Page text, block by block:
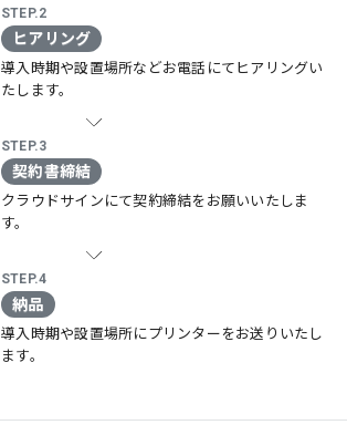
STEP.2
ヒアリング
導入時期や設置場所などお電話にてヒアリングい
たします。
STEP.3
契約書締結
クラウドサインにて契約締結を お願いいたしま
す。
STEP.4
納品
導入時期や設置場所にプリンターをお送りいたし
ます。